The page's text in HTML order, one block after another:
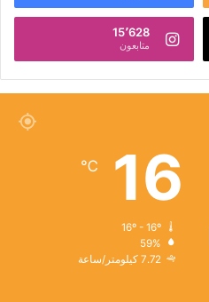
15٬628
متابعون
16
℃
59%
7.72 كيلومتر/ساعة